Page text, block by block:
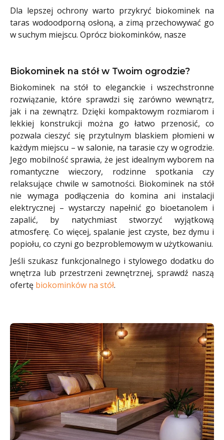
Dla lepszej ochrony warto przykryć biokominek na
taras wodoodporną osłoną, a zimą przechowywać go
w suchym miejscu. Oprócz biokominków, nasze
Biokominek na stół w Twoim ogrodzie?
Biokominek na stół to eleganckie i wszechstronne
rozwiązanie, które sprawdzi się zarówno wewnątrz,
jak i na zewnątrz. Dzięki kompaktowym rozmiarom i
lekkiej konstrukcji można go łatwo przenosić, co
pozwala cieszyć się przytulnym blaskiem płomieni w
każdym miejscu – w salonie, na tarasie czy w ogrodzie.
Jego mobilność sprawia, że jest idealnym wyborem na
romantyczne wieczory, rodzinne spotkania czy
relaksujące chwile w samotności. Biokominek na stół
nie wymaga podłączenia do komina ani instalacji
elektrycznej – wystarczy napełnić go bioetanolem i
zapalić, by natychmiast stworzyć wyjątkową
atmosferę. Co więcej, spalanie jest czyste, bez dymu i
popiołu, co czyni go bezproblemowym w użytkowaniu.
Jeśli szukasz funkcjonalnego i stylowego dodatku do
wnętrza lub przestrzeni zewnętrznej, sprawdź naszą
ofertę biokominków na stół.